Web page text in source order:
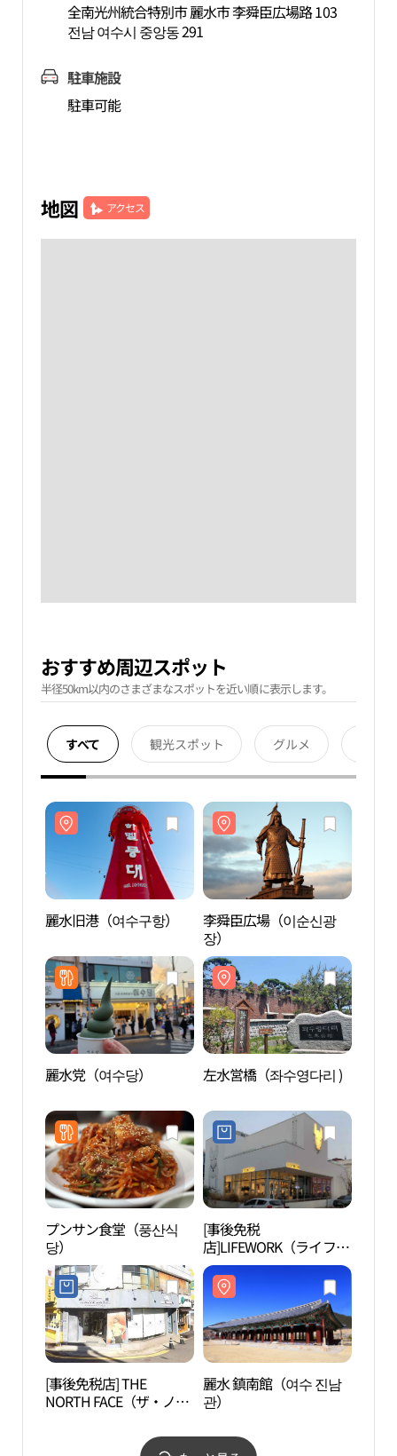
全南光州統合特別市 麗水市 李舜臣広場路 103
전남 여수시 중앙동 291
駐車施設
駐車可能
地図 アクセス
おすすめ周辺スポット
半径50km以内のさまざまなスポットを近い順に表示します。
すべて 観光スポット グルメ
麗水旧港（여수구항）
李舜臣広場（이순신광
장）
麗水党（여수당） 左水営橋（좌수영다리 )
プンサン食堂（풍산식
당）
[事後免税
店]LIFEWORK（ライフワ
ーク）メガストア・ヨス
（麗水）店(라이프워크
메가스토어 여수점)
[事後免税店] THE
NORTH FACE（ザ・ノー
トラベルヨス（麗水）店
麗水 鎮南館（여수 진남
관）